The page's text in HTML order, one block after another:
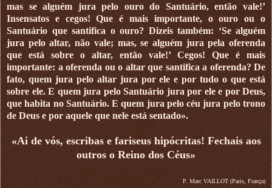
mas se alguém jura pelo ouro do Santuário, então vale!’
Insensatos e cegos! Que é mais importante, o ouro ou o
Santuário que santifica o ouro? Dizeis também: ‘Se alguém
jura pelo altar, não vale; mas, se alguém jura pela oferenda
que está sobre o altar, então vale!’ Cegos! Que é mais
importante: a oferenda ou o altar que santifica a oferenda? De
fato, quem jura pelo altar jura por ele e por tudo o que está
sobre ele. E quem jura pelo Santuário jura por ele e por Deus,
que habita no Santuário. E quem jura pelo céu jura pelo trono
de Deus e por aquele que nele está sentado».
«Ai de vós, escribas e fariseus hipócritas! Fechais aos
outros o Reino dos Céus»
P. Marc VAILLOT (Paris, França)